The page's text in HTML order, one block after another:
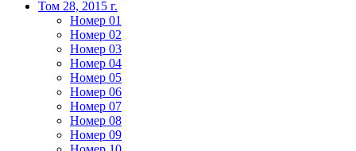
Том 28, 2015 г.
Номер 01
Номер 02
Номер 03
Номер 04
Номер 05
Номер 06
Номер 07
Номер 08
Номер 09